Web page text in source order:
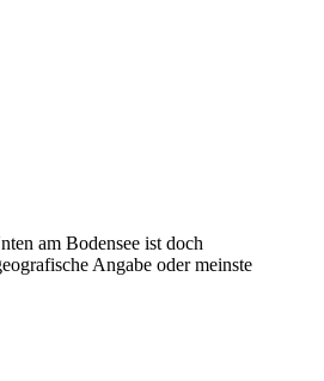
am Bodensee ist doch
Angabe oder meinste